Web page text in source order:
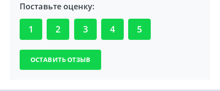
Поставьте оценку:
1 2 3 4 5